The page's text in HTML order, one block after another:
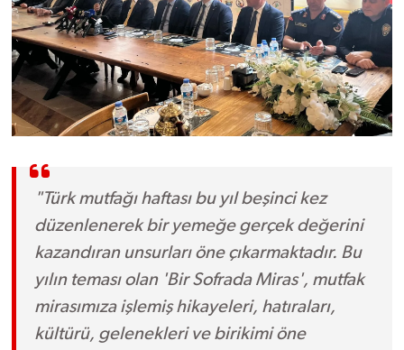
"Türk mutfağı haftası bu yıl beşinci kez
düzenlenerek bir yemeğe gerçek değerini
kazandıran unsurları öne çıkarmaktadır. Bu
yılın teması olan 'Bir Sofrada Miras', mutfak
mirasımıza işlemiş hikayeleri, hatıraları,
kültürü, gelenekleri ve birikimi öne